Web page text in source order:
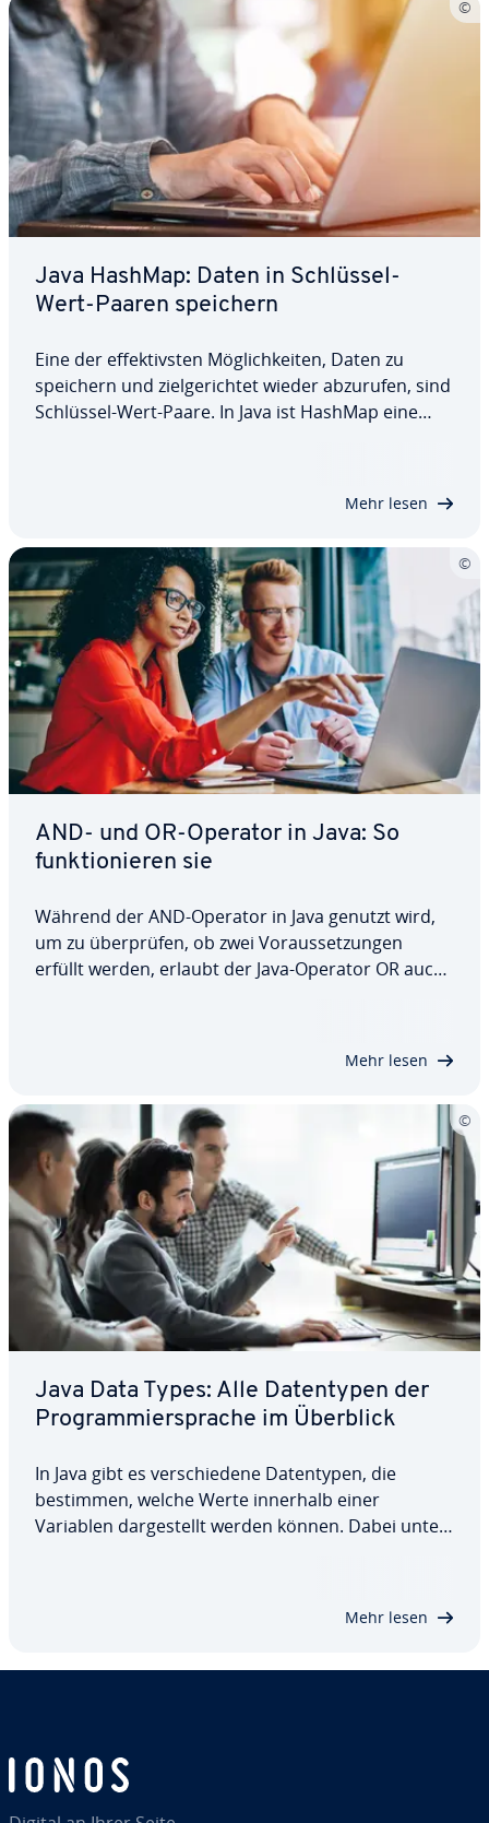
Java HashMap: Daten in Schlüssel-
Wert-Paaren speichern
Eine der ef­fek­tivs­ten Mög­lich­kei­ten, Daten zu
speichern und ziel­ge­rich­tet wieder abzurufen, sind
Schlüssel-Wert-Paare. In Java ist HashMap eine
Mehr lesen
AND- und OR-Operator in Java: So
funk­tio­nie­ren sie
Während der AND-Operator in Java genutzt wird,
um zu über­prü­fen, ob zwei Vor­aus­set­zun­gen
erfüllt werden, erlaubt der Java-Operator OR auch
Mehr lesen
Java Data Types: Alle Da­ten­ty­pen der
Pro­gram­mier­spra­che im Überblick
In Java gibt es ver­schie­de­ne Da­ten­ty­pen, die
bestimmen, welche Werte innerhalb einer
Variablen dar­ge­stellt werden können. Dabei un­ter­
Mehr lesen